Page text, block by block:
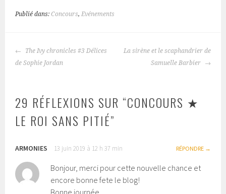
Publié dans:Concours,Evénements
NAVIGATION
The Ivy chronicles #3 Délices
de Sophie Jordan
La sirène et le scaphandrier de
Samuelle Barbier
29 RÉFLEXIONS SUR “CONCOURS ★
LE ROI SANS PITIÉ”
ARMONIES 13 juin 2019 à 12 h 37 min RÉPONDRE
Bonjour, merci pour cette nouvelle chance et
encore bonne fete le blog!
Bonne journée